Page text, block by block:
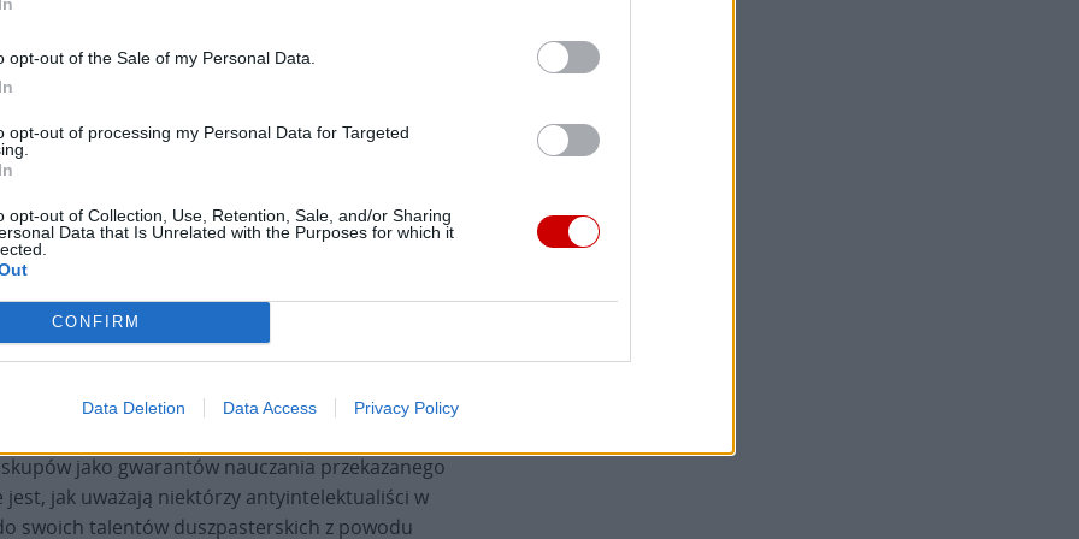
opt-out of the Sale of my Personal Data.
opt-out of processing my Personal Data for Targeted
opt-out of Collection, Use, Retention, Sale, and/or Sharing
Data that Is Unrelated with the Purposes for which it
CONFIRM
Data Deletion Data Access Privacy Policy
przeciwko nauczaniu Kościoła
synodalności, cokolwiek można przez to
chrześcijańskiej ideologii woke i gender, z
do nieba.
od których każdy chrześcijanin powinien się
zestawieniem prawdziwych grzechów
absurdalnych wymysłów motywowanych
który rzekomo jest używane jako broń,
można znaleźć tylko w imieniu Chrystusa
4) napisał swoją Ewangelię, abyśmy mogli
zostaliśmy pouczeni o zbawczej wierze w Jezusa
jako gwarantów nauczania przekazanego
jest, jak uważają niektórzy antyintelektualiści w
swoich talentów duszpasterskich z powodu